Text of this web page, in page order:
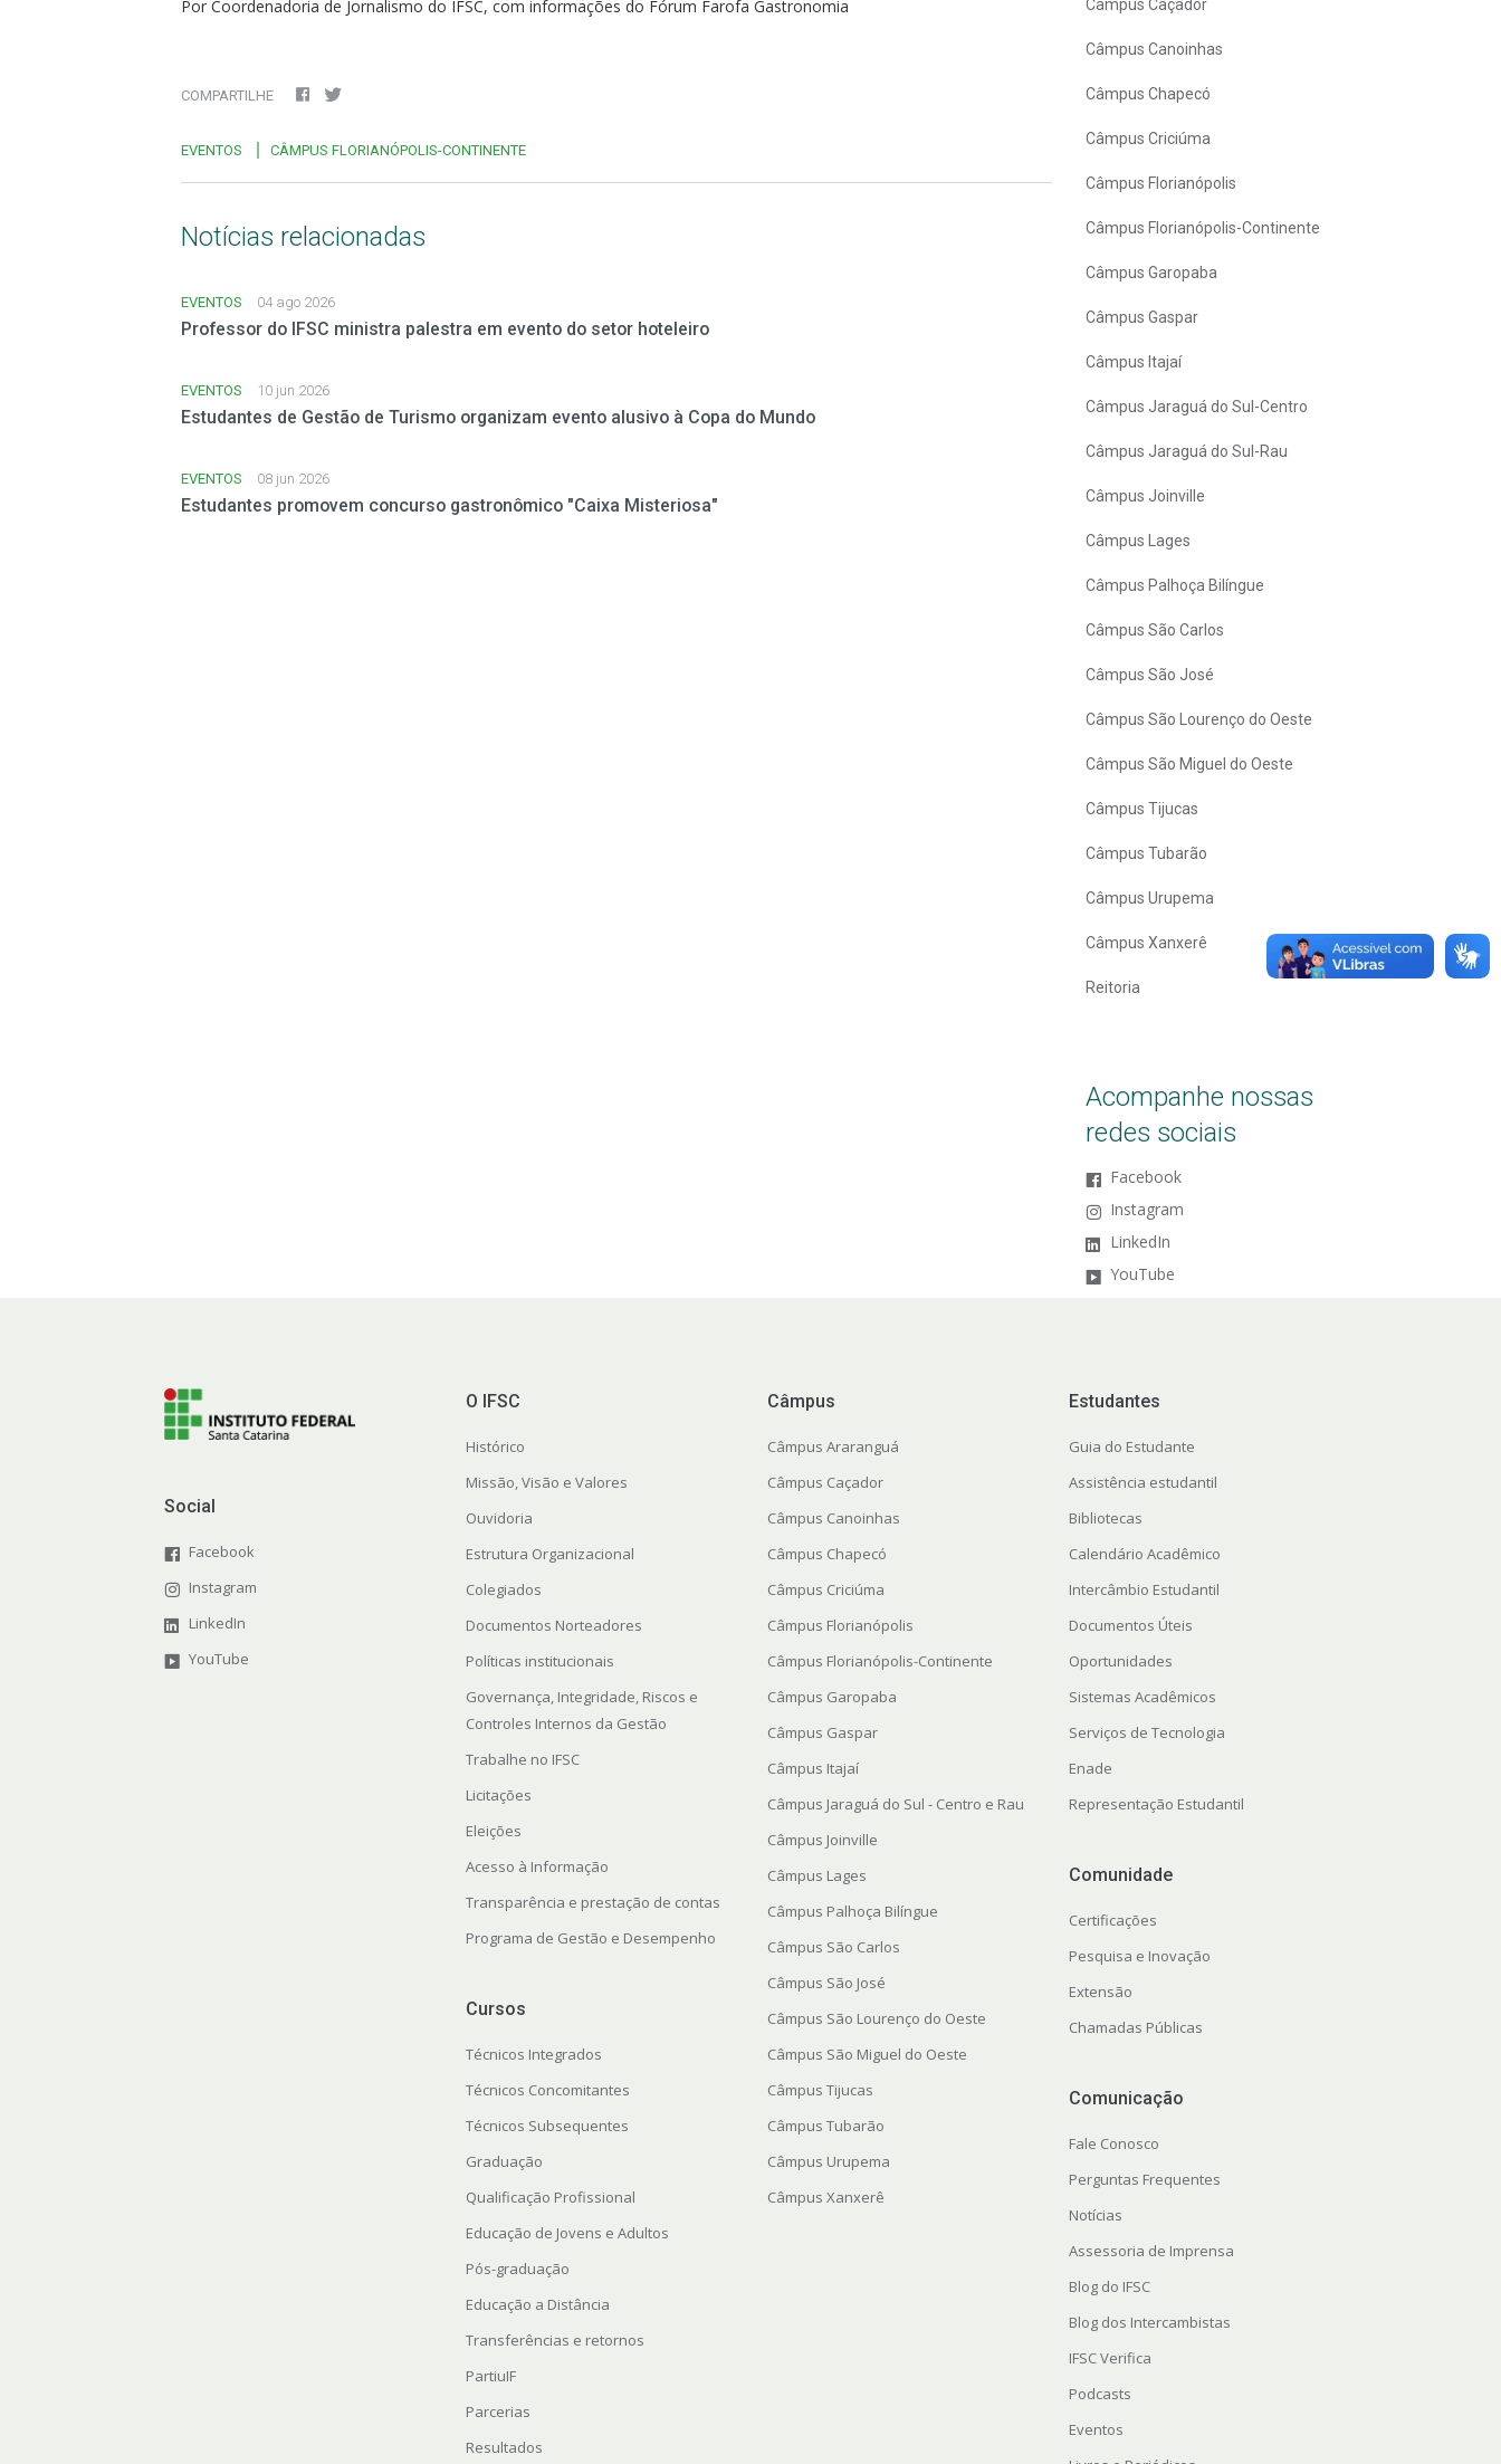
Por Coordenadoria de Jornalismo do IFSC, com informações do Fórum Farofa Gastronomia
COMPARTILHE
EVENTOS CÂMPUS FLORIANÓPOLIS-CONTINENTE
Notícias relacionadas
EVENTOS 04 ago 2026
Professor do IFSC ministra palestra em evento do setor hoteleiro
EVENTOS 10 jun 2026
Estudantes de Gestão de Turismo organizam evento alusivo à Copa do Mundo
EVENTOS 08 jun 2026
Estudantes promovem concurso gastronômico "Caixa Misteriosa"
Câmpus Caçador
Câmpus Canoinhas
Câmpus Chapecó
Câmpus Criciúma
Câmpus Florianópolis
Câmpus Florianópolis-Continente
Câmpus Garopaba
Câmpus Gaspar
Câmpus Itajaí
Câmpus Jaraguá do Sul-Centro
Câmpus Jaraguá do Sul-Rau
Câmpus Joinville
Câmpus Lages
Câmpus Palhoça Bilíngue
Câmpus São Carlos
Câmpus São José
Câmpus São Lourenço do Oeste
Câmpus São Miguel do Oeste
Câmpus Tijucas
Câmpus Tubarão
Câmpus Urupema
Câmpus Xanxerê
Reitoria
Acompanhe nossas
redes sociais
Facebook
Instagram
LinkedIn
YouTube
Social
Facebook
Instagram
LinkedIn
YouTube
O IFSC
Histórico
Missão, Visão e Valores
Ouvidoria
Estrutura Organizacional
Colegiados
Documentos Norteadores
Políticas institucionais
Governança, Integridade, Riscos e
Controles Internos da Gestão
Trabalhe no IFSC
Licitações
Eleições
Acesso à Informação
Transparência e prestação de contas
Programa de Gestão e Desempenho
Cursos
Técnicos Integrados
Técnicos Concomitantes
Técnicos Subsequentes
Graduação
Qualificação Profissional
Educação de Jovens e Adultos
Pós-graduação
Educação a Distância
Transferências e retornos
PartiuIF
Parcerias
Resultados
Câmpus
Câmpus Araranguá
Câmpus Caçador
Câmpus Canoinhas
Câmpus Chapecó
Câmpus Criciúma
Câmpus Florianópolis
Câmpus Florianópolis-Continente
Câmpus Garopaba
Câmpus Gaspar
Câmpus Itajaí
Câmpus Jaraguá do Sul - Centro e Rau
Câmpus Joinville
Câmpus Lages
Câmpus Palhoça Bilíngue
Câmpus São Carlos
Câmpus São José
Câmpus São Lourenço do Oeste
Câmpus São Miguel do Oeste
Câmpus Tijucas
Câmpus Tubarão
Câmpus Urupema
Câmpus Xanxerê
Estudantes
Guia do Estudante
Assistência estudantil
Bibliotecas
Calendário Acadêmico
Intercâmbio Estudantil
Documentos Úteis
Oportunidades
Sistemas Acadêmicos
Serviços de Tecnologia
Enade
Representação Estudantil
Comunidade
Certificações
Pesquisa e Inovação
Extensão
Chamadas Públicas
Comunicação
Fale Conosco
Perguntas Frequentes
Notícias
Assessoria de Imprensa
Blog do IFSC
Blog dos Intercambistas
IFSC Verifica
Podcasts
Eventos